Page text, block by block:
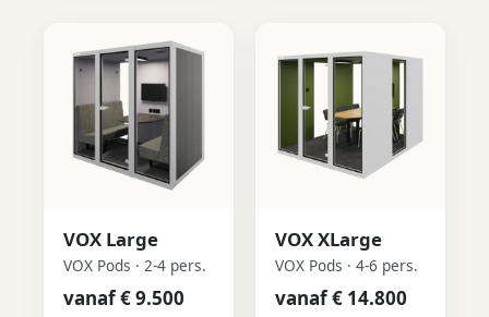
VOX Large
VOX Pods · 2-4 pers.
vanaf € 9.500
VOX XLarge
VOX Pods · 4-6 pers.
vanaf € 14.800